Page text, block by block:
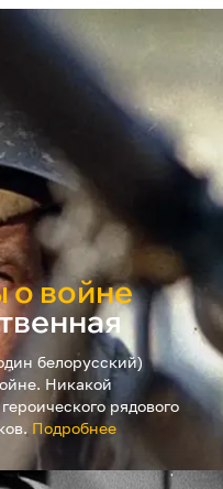
о войне
белорусский)
Никакой
рядового
Подробнее